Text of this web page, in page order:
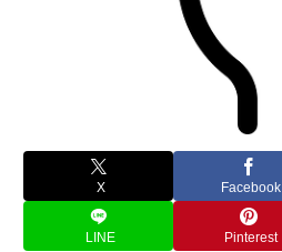
X Facebook
LINE Pinterest